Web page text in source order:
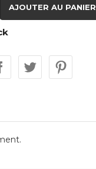
AJOUTER AU PANIER